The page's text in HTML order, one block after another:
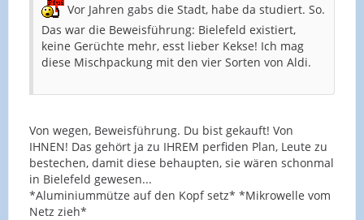
Vor Jahren gabs die Stadt, habe da studiert. So.
Das war die Beweisführung: Bielefeld existiert,
keine Gerüchte mehr, esst lieber Kekse! Ich mag
diese Mischpackung mit den vier Sorten von Aldi.
Von wegen, Beweisführung. Du bist gekauft! Von
IHNEN! Das gehört ja zu IHREM perfiden Plan, Leute zu
bestechen, damit diese behaupten, sie wären schonmal
in Bielefeld gewesen...
*Aluminiummütze auf den Kopf setz* *Mikrowelle vom
Netz zieh*